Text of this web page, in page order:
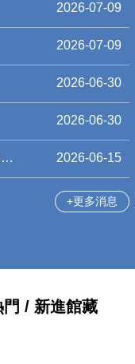
2026-07-09
2026-07-09
2026-06-30
2026-06-30
2026-06-15
更多消息
門 / 新進館藏